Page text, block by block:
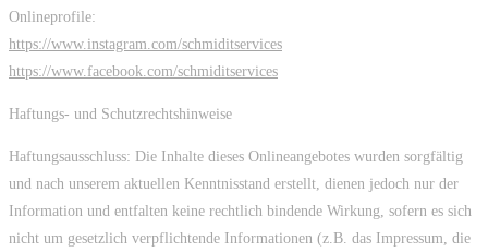
Onlineprofile:
https://www.instagram.com/schmiditservices
https://www.facebook.com/schmiditservices
Haftungs- und Schutzrechtshinweise
Haftungsausschluss: Die Inhalte dieses Onlineangebotes wurden sorgfältig
und nach unserem aktuellen Kenntnisstand erstellt, dienen jedoch nur der
Information und entfalten keine rechtlich bindende Wirkung, sofern es sich
nicht um gesetzlich verpflichtende Informationen (z.B. das Impressum, die